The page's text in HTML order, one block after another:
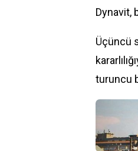
Dynavit,
Üçüncü
turuncu